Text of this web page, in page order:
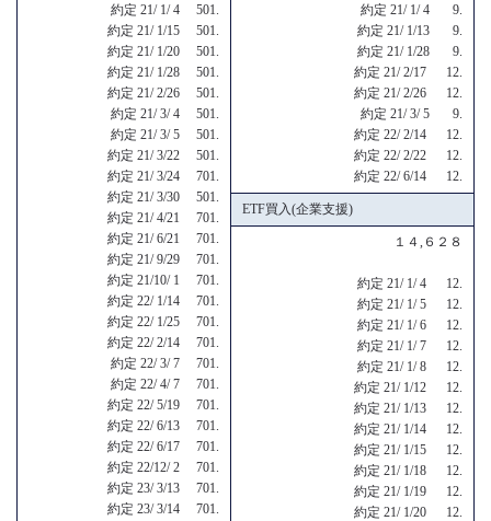
約定 21/ 1/ 4 501.
約定 21/ 1/15 501.
約定 21/ 1/20 501.
約定 21/ 1/28 501.
約定 21/ 2/26 501.
約定 21/ 3/ 4 501.
約定 21/ 3/ 5 501.
約定 21/ 3/22 501.
約定 21/ 3/24 701.
約定 21/ 3/30 501.
約定 21/ 4/21 701.
約定 21/ 6/21 701.
約定 21/ 9/29 701.
約定 21/10/ 1 701.
約定 22/ 1/14 701.
約定 22/ 1/25 701.
約定 22/ 2/14 701.
約定 22/ 3/ 7 701.
約定 22/ 4/ 7 701.
約定 22/ 5/19 701.
約定 22/ 6/13 701.
約定 22/ 6/17 701.
約定 22/12/ 2 701.
約定 23/ 3/13 701.
約定 23/ 3/14 701.
約定 21/ 1/ 4 9.
約定 21/ 1/13 9.
約定 21/ 1/28 9.
約定 21/ 2/17 12.
約定 21/ 2/26 12.
約定 21/ 3/ 5 9.
約定 22/ 2/14 12.
約定 22/ 2/22 12.
約定 22/ 6/14 12.
ETF買入(企業支援)
１４,６２８
約定 21/ 1/ 4 12.
約定 21/ 1/ 5 12.
約定 21/ 1/ 6 12.
約定 21/ 1/ 7 12.
約定 21/ 1/ 8 12.
約定 21/ 1/12 12.
約定 21/ 1/13 12.
約定 21/ 1/14 12.
約定 21/ 1/15 12.
約定 21/ 1/18 12.
約定 21/ 1/19 12.
約定 21/ 1/20 12.